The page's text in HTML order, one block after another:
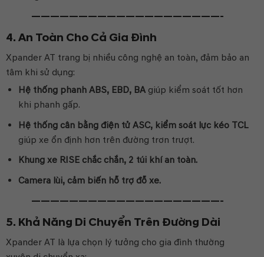
————————————————————-
4. An Toàn Cho Cả Gia Đình
Xpander AT trang bị nhiều công nghệ an toàn, đảm bảo an
tâm khi sử dụng:
Hệ thống phanh ABS, EBD, BAgiúp kiểm soát tốt hơn
khi phanh gấp.
Hệ thống cân bằng điện tử ASC, kiểm soát lực kéo TCL
giúp xe ổn định hơn trên đường trơn trượt.
Khung xe RISE chắc chắn, 2 túi khí an toàn.
Camera lùi, cảm biến hỗ trợ đỗ xe.
————————————————————-
5. Khả Năng Di Chuyển Trên Đường Dài
Xpander AT là lựa chọn lý tưởng cho gia đình thường